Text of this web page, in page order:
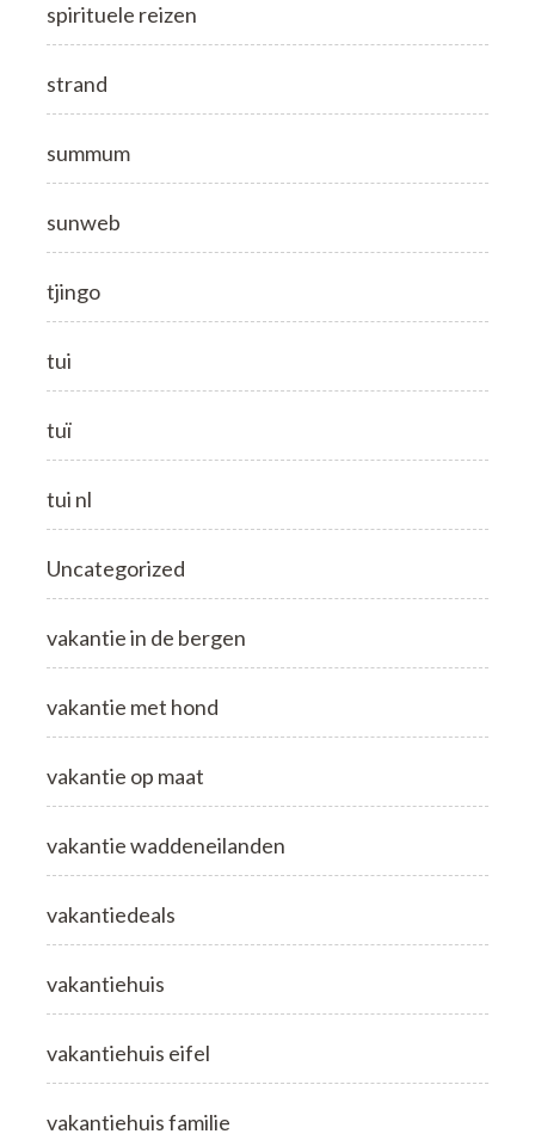
spirituele reizen
strand
summum
sunweb
tjingo
tui
tuï
tui nl
Uncategorized
vakantie in de bergen
vakantie met hond
vakantie op maat
vakantie waddeneilanden
vakantiedeals
vakantiehuis
vakantiehuis eifel
vakantiehuis familie